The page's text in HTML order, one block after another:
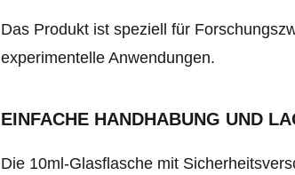
Das Produkt ist speziell für
experimentelle Anwendungen.
EINFACHE HANDHABUNG UND
Die 10ml-Glasflasche mit